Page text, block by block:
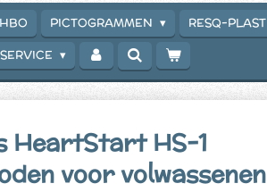
PICTOGRAMMEN
RESQ-PLAST
HeartStart HS-1
voor volwassenen